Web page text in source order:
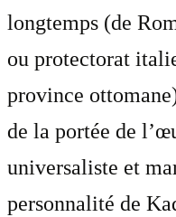
longtemps (de
ou protectorat
province
de la portée de
universaliste et
personnalité de